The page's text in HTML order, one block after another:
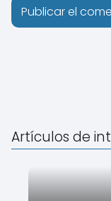
Artículos de